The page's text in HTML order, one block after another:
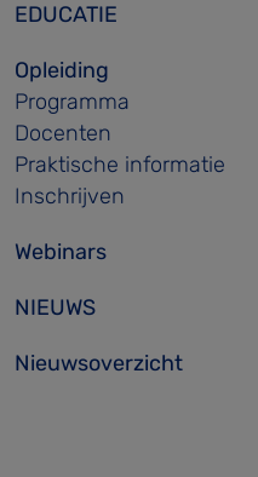
EDUCATIE
Opleiding
Programma
Docenten
Praktische informatie
Inschrijven
Webinars
NIEUWS
Nieuwsoverzicht